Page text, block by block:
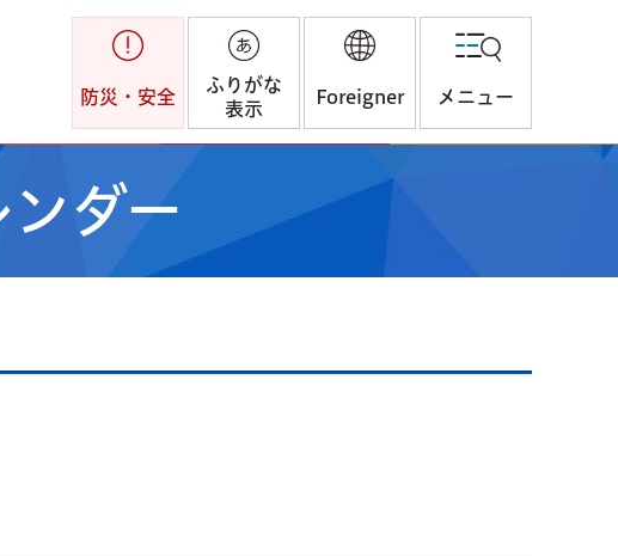
防災・安全
ふりがな
表示
Foreigner メニュー
ダー